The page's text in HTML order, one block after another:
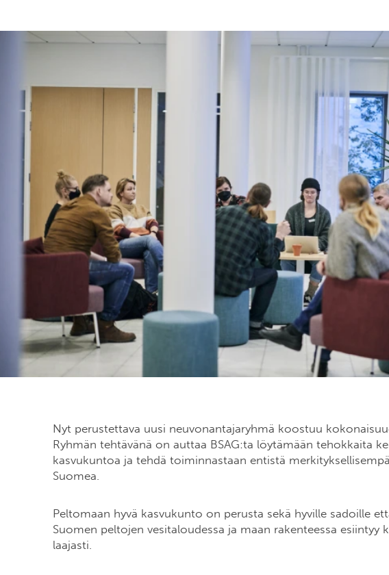
Nyt perustettava uusi neuvonantajaryhmä koostuu
Ryhmän tehtävänä on auttaa BSAG:ta löytämään tehokkaita
kasvukuntoa ja tehdä toiminnastaan entistä
Suomea.
Peltomaan hyvä kasvukunto on perusta sekä hyville sadoille
Suomen peltojen vesitaloudessa ja maan rakenteessa esiintyy
laajasti.